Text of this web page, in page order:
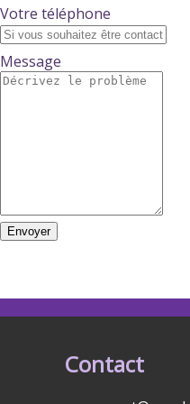
Votre téléphone
Message
Envoyer
Contact